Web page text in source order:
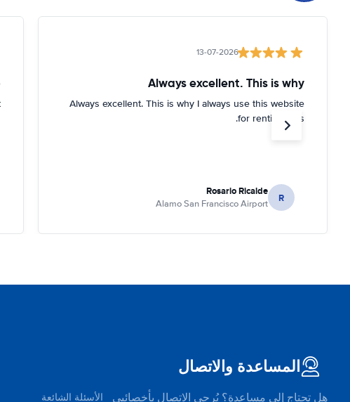
13-07-2026
Always excellent. This is why
Always excellent. This is why I always use this website
for renting cars.
R
Rosario Ricalde
Alamo San Francisco Airport
المساعدة والاتصال
هل تحتاج إلى مساعدة؟ يُرجى الاتصال بأخصائيي الأسئلة الشائعة